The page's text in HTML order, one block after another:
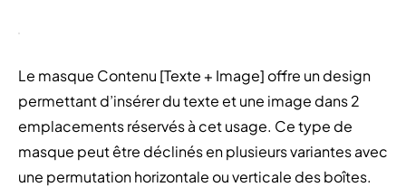
Le masque Contenu [Texte + Image] offre un design
permettant d’insérer du texte et une image dans 2
emplacements réservés à cet usage. Ce type de
masque peut être déclinés en plusieurs variantes avec
une permutation horizontale ou verticale des boîtes.